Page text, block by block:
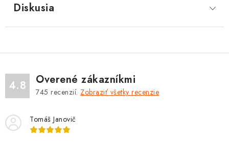
Diskusia
4.8 Overené zákazníkmi
745 recenzií. Zobraziť všetky recenzie
Tomáš Janovič